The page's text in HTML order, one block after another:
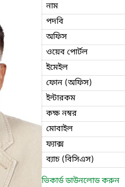
নাম
পদবি
অফিস
ওয়েব পোর্টল
ইমেইল
ফোন (অফিস)
ইন্টারকম
কক্ষ নম্বর
মোবাইল
ফ্যাক্স
ব্যাচ (বিসিএস)
ভিকার্ড ডাউনলোড করুন